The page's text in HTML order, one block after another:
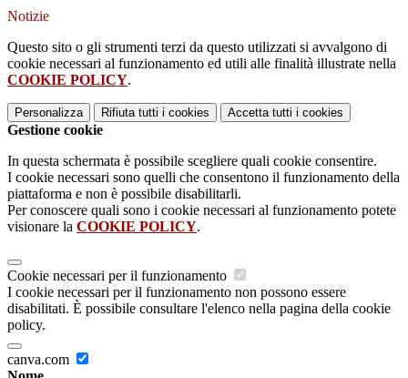
Notizie
Questo sito o gli strumenti terzi da questo utilizzati si avvalgono di
cookie necessari al funzionamento ed utili alle finalità illustrate nella
COOKIE POLICY.
Personalizza Rifiuta tutti i cookies Accetta tutti i cookies
Gestione cookie
In questa schermata è possibile scegliere quali cookie consentire.
I cookie necessari sono quelli che consentono il funzionamento della
piattaforma e non è possibile disabilitarli.
Per conoscere quali sono i cookie necessari al funzionamento potete
visionare la COOKIE POLICY.
Cookie necessari per il funzionamento
I cookie necessari per il funzionamento non possono essere
disabilitati. È possibile consultare l'elenco nella pagina della cookie
policy.
canva.com